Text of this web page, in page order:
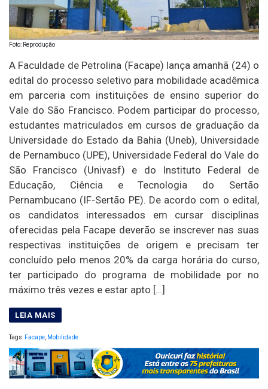
Foto: Reprodução
A Faculdade de Petrolina (Facape) lança amanhã (24) o
edital do processo seletivo para mobilidade acadêmica
em parceria com instituições de ensino superior do
Vale do São Francisco. Podem participar do processo,
estudantes matriculados em cursos de graduação da
Universidade do Estado da Bahia (Uneb), Universidade
de Pernambuco (UPE), Universidade Federal do Vale do
São Francisco (Univasf) e do Instituto Federal de
Educação, Ciência e Tecnologia do Sertão
Pernambucano (IF-Sertão PE). De acordo com o edital,
os candidatos interessados em cursar disciplinas
oferecidas pela Facape deverão se inscrever nas suas
respectivas instituições de origem e precisam ter
concluído pelo menos 20% da carga horária do curso,
ter participado do programa de mobilidade por no
máximo três vezes e estar apto […]
Tags: Facape Mobilidade